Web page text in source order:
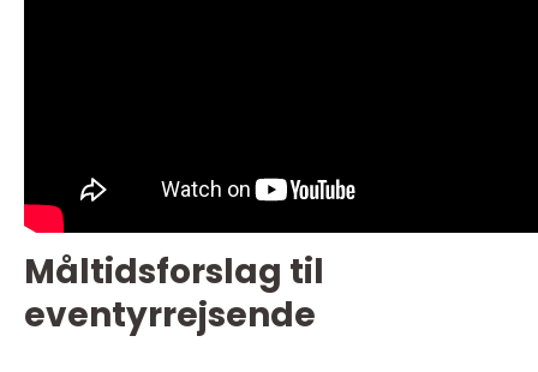
Måltidsforslag til
eventyrrejsende